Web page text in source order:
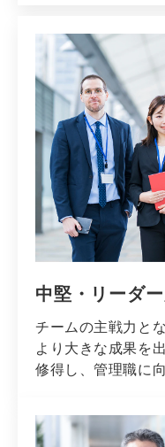
中堅・リーダ
チームの主戦力と
より大きな成果を
修得し、管理職に